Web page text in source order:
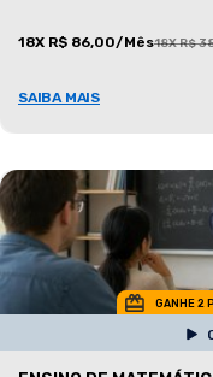
18X R$ 86,00/Mês18X R$
SAIBA MAIS
GANHE 2